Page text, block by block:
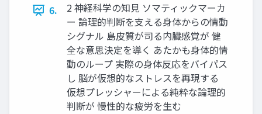
6.
2 神経科学の知見 ソマティックマーカ
ー 論理的判断を支える身体からの情動
シグナル 島皮質が司る内臓感覚が 健
全な意思決定を導く あたかも身体的情
動のループ 実際の身体反応をバイパス
し 脳が仮想的なストレスを再現する
仮想プレッシャーによる純粋な論理的
判断が 慢性的な疲労を生む